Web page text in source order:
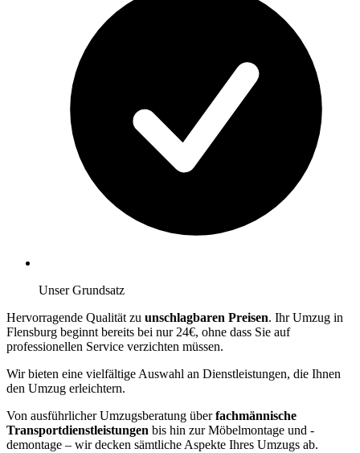
Unser Grundsatz
Hervorragende Qualität zu unschlagbaren Preisen. Ihr Umzug in
Flensburg beginnt bereits bei nur 24€, ohne dass Sie auf
professionellen Service verzichten müssen.
Wir bieten eine vielfältige Auswahl an Dienstleistungen, die Ihnen
den Umzug erleichtern.
Von ausführlicher Umzugsberatung überfachmännische
Transportdienstleistungen bis hin zur Möbelmontage und -
demontage – wir decken sämtliche Aspekte Ihres Umzugs ab.